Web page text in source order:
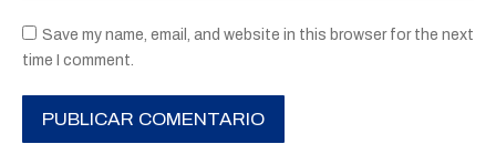
Save my name, email, and website in this browser for the next
time I comment.
PUBLICAR COMENTARIO